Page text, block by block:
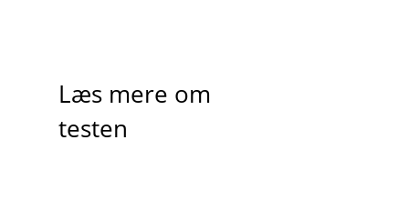
Læs mere om
testen